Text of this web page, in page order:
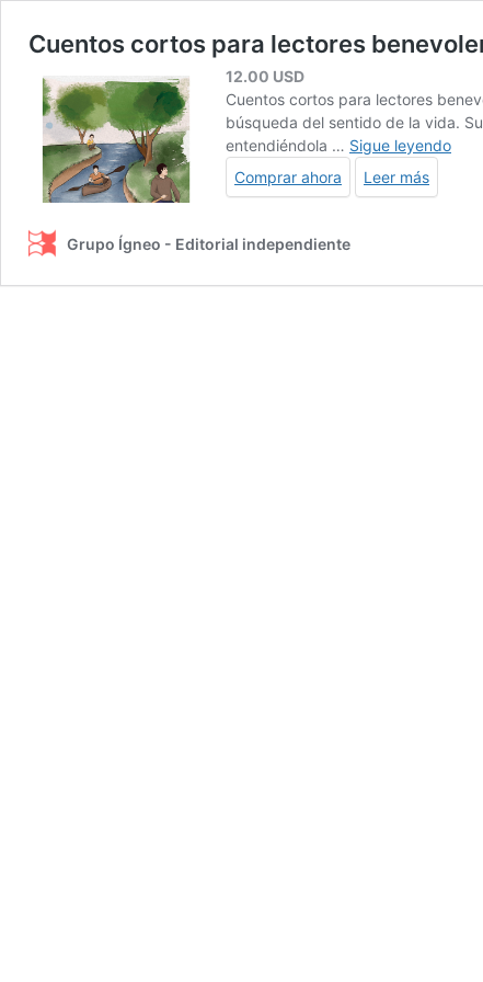
Cuentos cortos para lectores
12.00 USD
Cuentos cortos para lectores
búsqueda del sentido de la vida.
entendiéndola … Sigue leyendo
Comprar ahora Leer más
Grupo Ígneo - Editorial independiente